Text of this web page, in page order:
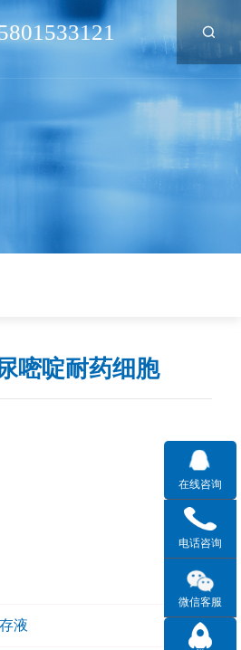
嘧啶耐药细胞
液
在线咨询
电话咨询
微信客服